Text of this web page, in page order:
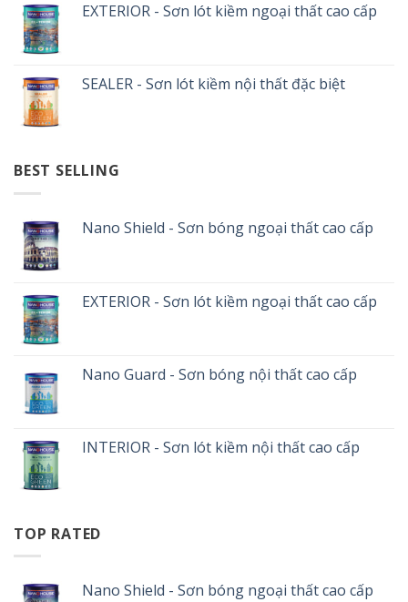
EXTERIOR - Sơn lót kiềm ngoại thất cao cấp
SEALER - Sơn lót kiềm nội thất đặc biệt
BEST SELLING
Nano Shield - Sơn bóng ngoại thất cao cấp
EXTERIOR - Sơn lót kiềm ngoại thất cao cấp
Nano Guard - Sơn bóng nội thất cao cấp
INTERIOR - Sơn lót kiềm nội thất cao cấp
TOP RATED
Nano Shield - Sơn bóng ngoại thất cao cấp